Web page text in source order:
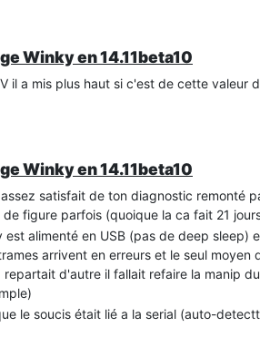
Winky en 14.11beta10
il a mis plus haut si c'est de cette valeur
Winky en 14.11beta10
assez satisfait de ton diagnostic remonté
figure parfois (quoique la ca fait 21
est alimenté en USB (pas de deep sleep)
arrivent en erreurs et le seul
repartait d'autre il fallait refaire la manip
le soucis était lié a la serial (auto-